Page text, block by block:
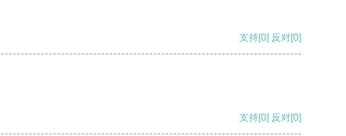
支持[0] 反对[0]
支持[0] 反对[0]